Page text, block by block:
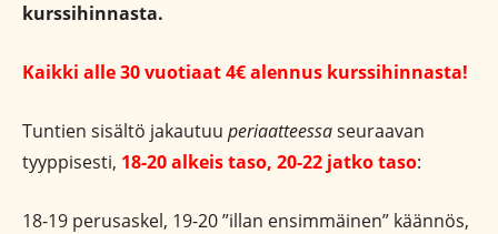
kurssihinnasta.
Kaikki alle 30 vuotiaat 4€ alennus kurssihinnasta!
Tuntien sisältö jakautuu periaatteessaseuraavan
tyyppisesti, 18-20 alkeis taso, 20-22 jatko taso:
18-19 perusaskel, 19-20 ”illan ensimmäinen” käännös,